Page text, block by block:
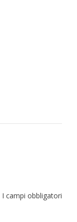
I campi obbligatori